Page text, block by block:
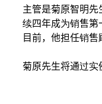
主管是菊原智明
续四年成为销售第
目前，他担任销
菊原先生将通过